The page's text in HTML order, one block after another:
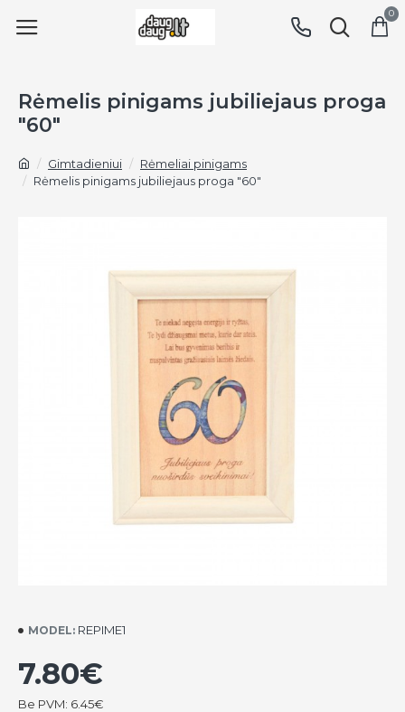
0
Gimtadieniui
Rėmeliai pinigams
Rėmelis pinigams jubiliejaus proga "60"
Rėmelis pinigams jubiliejaus proga
"60"
MODEL: REPIME1
7.80€
Be PVM: 6.45€